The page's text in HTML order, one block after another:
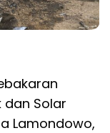
dan Solar
Lamondowo,